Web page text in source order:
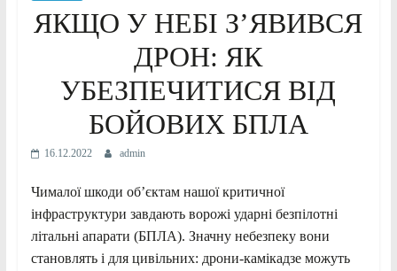
ЯКЩО У НЕБІ З’ЯВИВСЯ
ДРОН: ЯК
УБЕЗПЕЧИТИСЯ ВІД
БОЙОВИХ БПЛА
16.12.2022 admin
Чималої шкоди об’єктам нашої критичної
інфраструктури завдають ворожі ударні безпілотні
літальні апарати (БПЛА). Значну небезпеку вони
становлять і для цивільних: дрони-камікадзе можуть